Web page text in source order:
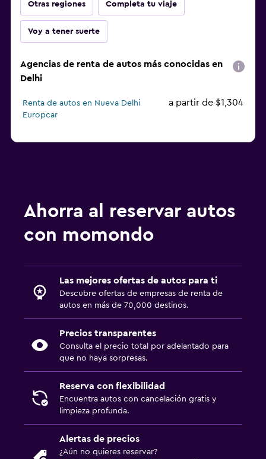
Otras regiones Completa tu viaje
Voy a tener suerte
Agencias de renta de autos más conocidas en
Delhi
Renta de autos en Nueva Delhi
Europcar
a partir de $1,304
Ahorra al reservar autos
con momondo
Las mejores ofertas de autos para ti
Descubre ofertas de empresas de renta de
autos en más de 70,000 destinos.
Precios transparentes
Consulta el precio total por adelantado para
que no haya sorpresas.
Reserva con flexibilidad
Encuentra autos con cancelación gratis y
limpieza profunda.
Alertas de precios
¿Aún no quieres reservar?